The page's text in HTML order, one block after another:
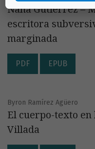
Nana Gutiérrez –
escritora
marginada
PDF EPUB
Byron Ramírez Agüero
El cuerpo-texto en
Villada